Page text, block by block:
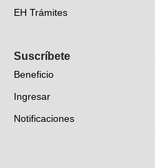
EH Trámites
EH Verifica
Fotogalerías
Deportes
Videos
Suscríbete
Beneficio
Ingresar
Notificaciones